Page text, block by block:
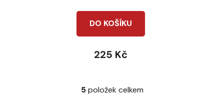
DO KOŠÍKU
225 Kč
O
5položek celkem